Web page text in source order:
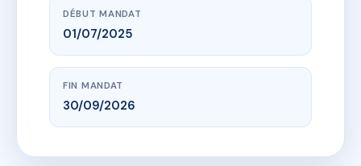
DÉBUT MANDAT
01/07/2025
FIN MANDAT
30/09/2026